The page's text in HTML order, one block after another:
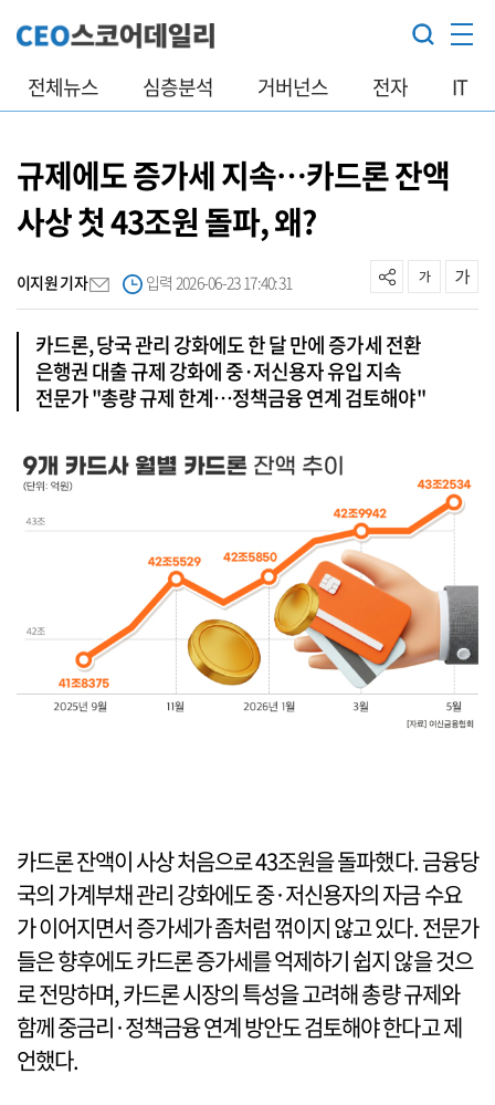
전체뉴스 심층분석 거버넌스 전자 IT
규제에도 증가세 지속…카드론 잔액
사상 첫 43조원 돌파, 왜?
이지원 기자 입력 2026-06-23 17:40:31
카드론, 당국 관리 강화에도 한 달 만에 증가세 전환
은행권 대출 규제 강화에 중·저신용자 유입 지속
전문가 "총량 규제 한계…정책금융 연계 검토해야"
카드론 잔액이 사상 처음으로 43조원을 돌파했다. 금융당
국의 가계부채 관리 강화에도 중·저신용자의 자금 수요
가 이어지면서 증가세가 좀처럼 꺾이지 않고 있다. 전문가
들은 향후에도 카드론 증가세를 억제하기 쉽지 않을 것으
로 전망하며, 카드론 시장의 특성을 고려해 총량 규제와
함께 중금리·정책금융 연계 방안도 검토해야 한다고 제
언했다.